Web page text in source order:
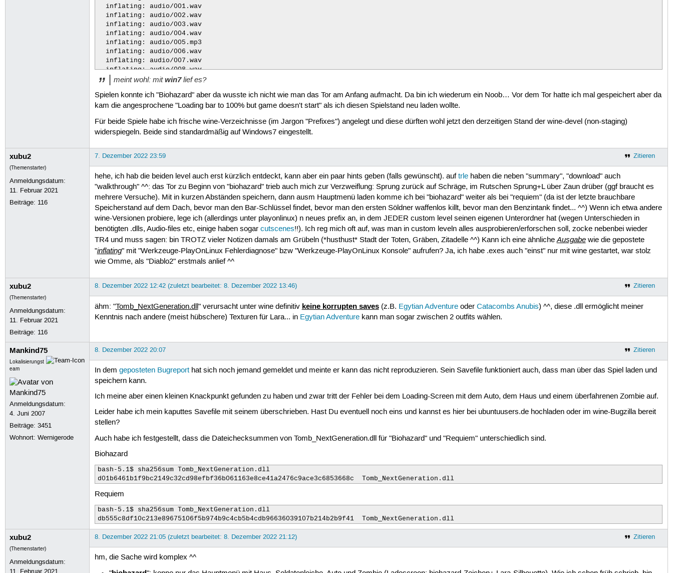
  inflating: audio/001.wav
  inflating: audio/002.wav
  inflating: audio/003.wav
  inflating: audio/004.wav
  inflating: audio/005.mp3
  inflating: audio/006.wav
  inflating: audio/007.wav
  inflating: audio/008.wav
  inflating: audio/009.wav
  inflating: audio/011.wav
  inflating: audio/012.wav
  inflating: audio/014.wav
  inflating: audio/015.wav
  inflating: audio/018.wav
  inflating: audio/020.wav
  inflating: audio/021.mp3
  inflating: audio/023.wav
  inflating: audio/024.mp3
  inflating: audio/026.wav
  inflating: audio/027.wav
  inflating: audio/028.wav
  inflating: audio/030.wav
  inflating: audio/033.wav
  inflating: audio/034.wav
  inflating: audio/036.wav
  inflating: audio/040.wav
  inflating: audio/050.mp3
  inflating: audio/051.mp3
  inflating: audio/057.wav
  inflating: audio/059.wav
  inflating: audio/070.wav
  inflating: audio/071.wav
  inflating: audio/072.wav
  inflating: audio/073.wav
  inflating: audio/080.wav
  inflating: audio/081.wav
  inflating: audio/082.wav
  inflating: audio/091.mp3
  inflating: audio/093.wav
  inflating: audio/101.wav
  inflating: audio/103.wav
  inflating: audio/104.mp3
  inflating: audio/105.wav
  inflating: audio/106.wav
  inflating: audio/107.wav
  inflating: audio/AlbumArt_{00000000-0000-0000-0000-000000000000}_Small.jpg
  inflating: audio/AlbumArtSmall.jpg
  inflating: audio/desktop.ini
  inflating: audio/Folder.jpg
  inflating: audio/Thumbs.db
  inflating: data/final.tr4
meint wohl: mitwin7lief es?
Spielen konnte ich "Biohazard" aber da wusste ich nicht wie man das Tor am Anfang aufmacht. Da bin ich wiederum ein Noob… Vor dem Tor hatte ich mal gespeichert aber da
kam die angesprochene "Loading bar to 100% but game doesn't start" als ich diesen Spielstand neu laden wollte.
Für beide Spiele habe ich frische wine-Verzeichnisse (im Jargon "Prefixes") angelegt und diese dürften wohl jetzt den derzeitigen Stand der wine-devel (non-staging)
widerspiegeln. Beide sind standardmäßig auf Windows7 eingestellt.
xubu2
(Themenstarter)
Anmeldungsdatum:
11. Februar 2021
Beiträge: 116
Zitieren
7. Dezember 2022 23:59
hehe, ich hab die beiden level auch erst kürzlich entdeckt, kann aber ein paar hints geben (falls gewünscht). auftrlehaben die neben "summary", "download" auch
"walkthrough" ^^: das Tor zu Beginn von "biohazard" trieb auch mich zur Verzweiflung: Sprung zurück auf Schräge, im Rutschen Sprung+L über Zaun drüber (ggf braucht es
mehrere Versuche). Mit in kurzen Abständen speichern, dann ausm Hauptmenü laden komme ich bei "biohazard" weiter als bei "requiem" (da ist der letzte brauchbare
Speicherstand auf dem Dach, bevor man den Bar-Schlüssel findet, bevor man den ersten Söldner waffenlos killt, bevor man den Benzintank findet... ^^) Wenn ich etwa andere
wine-Versionen probiere, lege ich (allerdings unter playonlinux) n neues prefix an, in dem JEDER custom level seinen eigenen Unterordner hat (wegen Unterschieden in
benötigten .dlls, Audio-files etc, einige haben sogar cutscenes!!). Ich reg mich oft auf, was man in custom leveln alles ausprobieren/erforschen soll, zocke nebenbei wieder
TR4 und muss sagen: bin TROTZ vieler Notizen damals am Grübeln (*husthust* Stadt der Toten, Gräben, Zitadelle ^^) Kann ich eine ähnlicheAusgabewie die gepostete
"inflating" mit "Werkzeuge-PlayOnLinux Fehlerdiagnose" bzw "Werkzeuge-PlayOnLinux Konsole" aufrufen? Ja, ich habe .exes auch "einst" nur mit wine gestartet, war stolz
wie Omme, als "Diablo2" erstmals anlief ^^
xubu2
(Themenstarter)
Anmeldungsdatum:
11. Februar 2021
Beiträge: 116
Zitieren
8. Dezember 2022 12:42 (zuletzt bearbeitet: 8. Dezember 2022 13:46)
ähm: "Tomb_NextGeneration.dll" verursacht unter wine definitiv keine korrupten saves(z.B. Egytian Adventureoder Catacombs Anubis) ^^, diese .dll ermöglicht meiner
Kenntnis nach andere (meist hübschere) Texturen für Lara... in Egytian Adventurekann man sogar zwischen 2 outfits wählen.
Mankind75
Lokalisierungst
eam
Anmeldungsdatum:
4. Juni 2007
Beiträge:3451
Wohnort: Wernigerode
Zitieren
8. Dezember 2022 20:07
In dem geposteten Bugreporthat sich noch jemand gemeldet und meinte er kann das nicht reproduzieren. Sein Savefile funktioniert auch, dass man über das Spiel laden und
speichern kann.
Ich meine aber einen kleinen Knackpunkt gefunden zu haben und zwar tritt der Fehler bei dem Loading-Screen mit dem Auto, dem Haus und einem überfahrenen Zombie auf.
Leider habe ich mein kaputtes Savefile mit seinem überschrieben. Hast Du eventuell noch eins und kannst es hier bei ubuntuusers.de hochladen oder im wine-Bugzilla bereit
stellen?
Auch habe ich festgestellt, dass die Dateichecksummen von Tomb_NextGeneration.dll für "Biohazard" und "Requiem" unterschiedlich sind.
Biohazard
bash-5.1$ sha256sum Tomb_NextGeneration.dll
d01b6461b1f9bc2149c32cd98efbf36b061163e8ce41a2476c9ace3c6853668c  Tomb_NextGeneration.dll
Requiem
bash-5.1$ sha256sum Tomb_NextGeneration.dll
db555c8df10c213e89675106f5b974b9c4cb5b4cdb96636039107b214b2b9f41  Tomb_NextGeneration.dll
xubu2
(Themenstarter)
Anmeldungsdatum:
11. Februar 2021
Zitieren
8. Dezember 2022 21:05 (zuletzt bearbeitet: 8. Dezember 2022 21:12)
hm, die Sache wird komplex ^^